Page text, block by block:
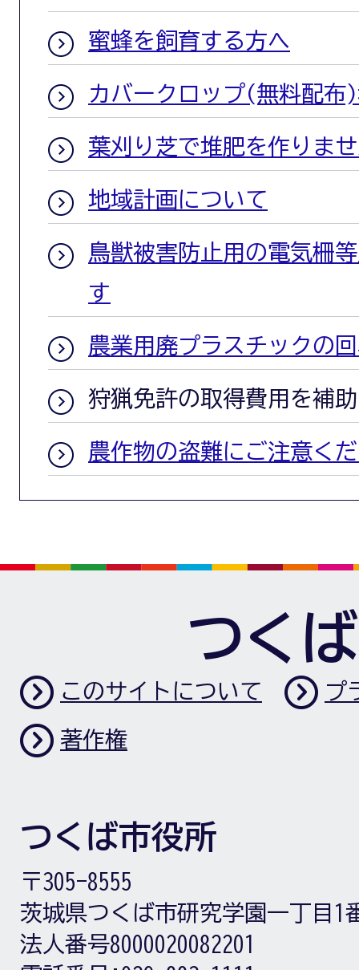
蜜蜂を飼育する方へ
カバークロップ(無料配布
葉刈り芝で堆肥を作りま
地域計画について
鳥獣被害防止用の電気柵
す
農業用廃プラスチックの
狩猟免許の取得費用を補
農作物の盗難にご注意く
つく
このサイトについて プ
著作権
つくば市役所
〒305-8555
茨城県つくば市研究学園一丁目1
法人番号8000020082201